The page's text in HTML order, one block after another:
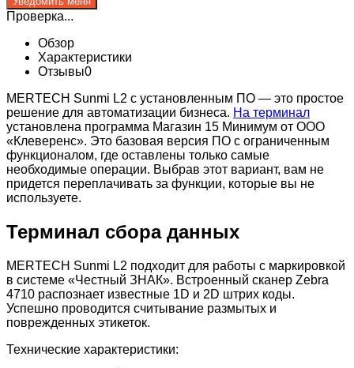
Проверка...
Обзор
Характеристики
Отзывы0
MERTECH Sunmi L2 с установленным ПО — это простое
решение для автоматизации бизнеса. На терминал
установлена программа Магазин 15 Минимум от ООО
«Клеверенс». Это базовая версия ПО с ограниченным
функционалом, где оставлены только самые
необходимые операции. Выбрав этот вариант, вам не
придется переплачивать за функции, которые вы не
используете.
Терминал сбора данных
MERTECH Sunmi L2 подходит для работы с маркировкой
в системе «Честный ЗНАК». Встроенный сканер Zebra
4710 распознает известные 1D и 2D штрих коды.
Успешно проводится считывание размытых и
поврежденных этикеток.
Технические характеристики: